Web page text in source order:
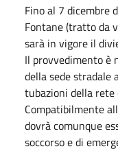
Fino al 7 dicembre
Fontane (tratto da
sarà in vigore il
Il provvedimento è
della sede stradale
tubazioni della rete
Compatibilmente
dovrà comunque
soccorso e di